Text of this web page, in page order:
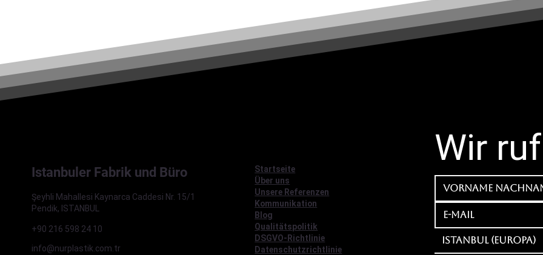
Istanbuler Fabrik und Büro
Şeyhli Mahallesi Kaynarca Caddesi Nr. 15/1
Pendik, ISTANBUL
+90 216 598 24 10
info@nurplastik.com.tr
Startseite
Über uns
Unsere Referenzen
Kommunikation
Blog
Qualitätspolitik
DSGVO-Richtlinie
Datenschutzrichtlinie
Wir
Istanbul (Europa)